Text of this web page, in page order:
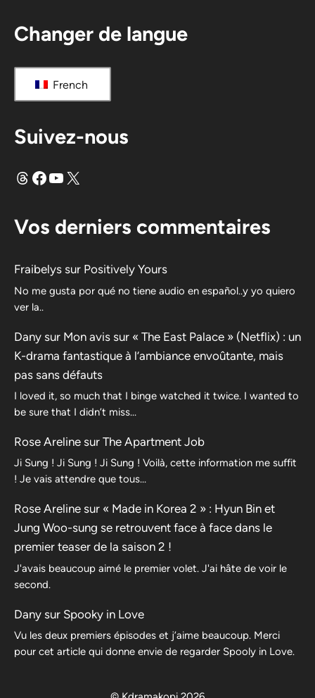
Changer de langue
French
Suivez-nous
FilsFacebook
YouTube
X
Vos derniers commentaires
Fraibelys sur Positively Yours
No me gusta por qué no tiene audio en español..y yo quiero
ver la..
Dany sur Mon avis sur « The East Palace » (Netflix) : un
K-drama fantastique à l’ambiance envoûtante, mais
pas sans défauts
I loved it, so much that I binge watched it twice. I wanted to
be sure that I didn’t miss…
Rose Areline sur The Apartment Job
Ji Sung ! Ji Sung ! Ji Sung ! Voilà, cette information me suffit
! Je vais attendre que tous…
Rose Areline sur « Made in Korea 2 » : Hyun Bin et
Jung Woo-sung se retrouvent face à face dans le
premier teaser de la saison 2 !
J'avais beaucoup aimé le premier volet. J'ai hâte de voir le
second.
Dany sur Spooky in Love
Vu les deux premiers épisodes et j’aime beaucoup. Merci
pour cet article qui donne envie de regarder Spooly in Love.